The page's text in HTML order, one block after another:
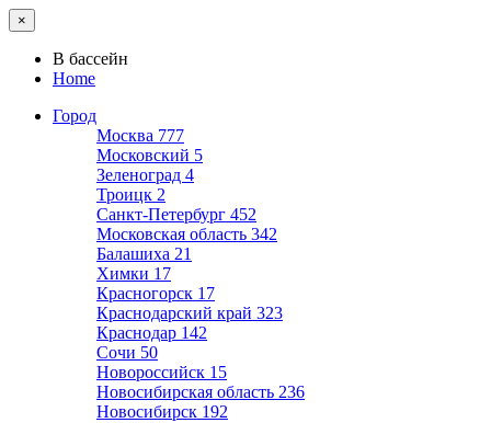
×
В бассейн
Home
Город
Москва 777
Московский 5
Зеленоград 4
Троицк 2
Санкт-Петербург 452
Московская область 342
Балашиха 21
Химки 17
Красногорск 17
Краснодарский край 323
Краснодар 142
Сочи 50
Новороссийск 15
Новосибирская область 236
Новосибирск 192